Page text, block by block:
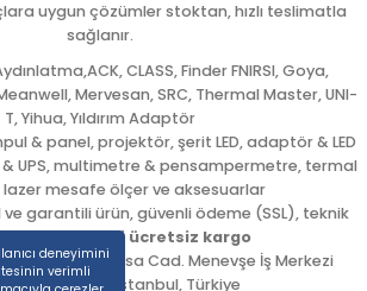
deneyimini
verimli
uygun çözümler stoktan, hızlı teslimatla
sağlanır.
CLASS, Finder FNIRSI, Goya,
Mervesan, SRC, Thermal Master, UNI-
T, Yihua, Yıldırım Adaptör
& panel, projektör, şerit LED, adaptör & LED
& UPS, multimetre & pensampermetre, termal
mesafe ölçer ve aksesuarlar
ve garantili ürün, güvenli ödeme (SSL), teknik
5.000 TL üzeri ücretsiz kargo
Mah. Okçumusa Cad. Menevşe İş Merkezi
58,Beyoğlu/ İstanbul, Türkiye